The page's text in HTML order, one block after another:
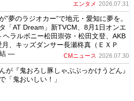
エンタメ 2026.07.31
”夢のラジオカー”で地元・愛知に夢を。
「AT Dream」新TVCM、8月1日オンエ
ラルボニー松田崇弥・松田文登、AKB
、キッズダンサー長瀬柊真（ＥＸＰ
結 ―
CMニュース 2026.07.30
が『鬼おろし豚しゃぶぶっかけうどん』
「鬼おいしい！」